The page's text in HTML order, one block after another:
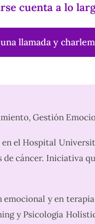
cuenta a lo
llamada y
Gestión
en el Hospital
cáncer. Iniciativa
emocional y en
y Psicología